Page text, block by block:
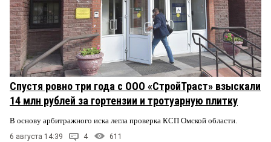
Спустя ровно три года с ООО «СтройТраст» взыскали
14 млн рублей за гортензии и тротуарную плитку
В основу арбитражного иска легла проверка КСП Омской области.
6 августа 14:39 4 611